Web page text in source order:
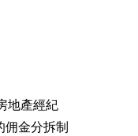
地產經紀
佣金分拆制